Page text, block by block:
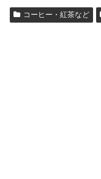
コーヒー・紅茶など